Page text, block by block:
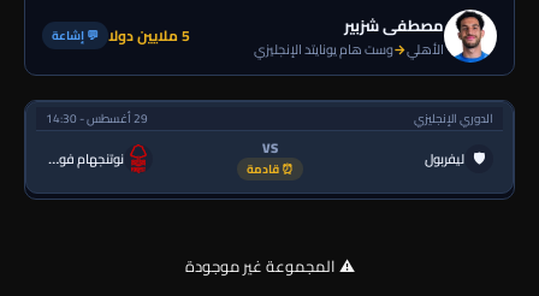
مصطفى شزبير
الأهلي→وست هام يونايتد الإنجليزي 5 ملايين دولا 💬 إشاعة
الدوري الإنجليزي 29 أغسطس - 14:30
🛡 ليفربول VS
⏰ قادمة نوتنجهام فورست
⚠️ المجموعة غير موجودة